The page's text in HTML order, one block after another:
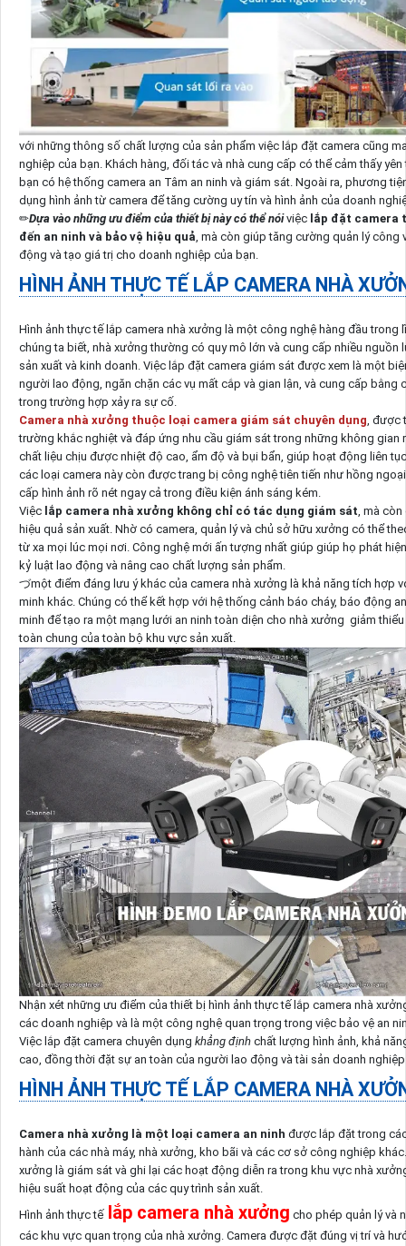
với những thông số chất lượng của sản phẩm việc lắp đặt camera cũng
nghiệp của bạn. Khách hàng, đối tác và nhà cung cấp có thể cảm thấy
bạn có hệ thống camera an Tâm an ninh và giám sát. Ngoài ra, phương
dụng hình ảnh từ camera để tăng cường uy tín và hình ảnh của doanh
✏Dựa vào những ưu điểm của thiết bị này có thể nóiviệclắp đặt camera
đến an ninh và bảo vệ hiệu quả , mà còn giúp tăng cường quản lý công
động và tạo giá trị cho doanh nghiệp của bạn.
HÌNH ẢNH THỰC TẾ LẮP CAMERA NHÀ
Hình ảnh thực tế lắp camera nhà xưởng là một công nghệ hàng đầu trong
chúng ta biết, nhà xưởng thường có quy mô lớn và cung cấp nhiều
sản xuất và kinh doanh. Việc lắp đặt camera giám sát được xem là một
người lao động, ngăn chặn các vụ mất cắp và gian lận, và cung cấp bằng
trong trường hợp xảy ra sự cố.
Camera nhà xưởng thuộc loại camera giám sát chuyên dụng, được
trường khắc nghiệt và đáp ứng nhu cầu giám sát trong những không gian
chất liệu chịu được nhiệt độ cao, ẩm độ và bụi bẩn, giúp hoạt động liên
các loại camera này còn được trang bị công nghệ tiên tiến như hồng
cấp hình ảnh rõ nét ngay cả trong điều kiện ánh sáng kém.
Việclắp camera nhà xưởng không chỉ có tác dụng giám sát, mà còn
hiệu quả sản xuất. Nhờ có camera, quản lý và chủ sở hữu xưởng có thể
từ xa mọi lúc mọi nơi. Công nghệ mới ấn tượng nhất giúp giúp họ phát
kỷ luật lao động và nâng cao chất lượng sản phẩm.
づmột điểm đáng lưu ý khác của camera nhà xưởng là khả năng tích hợp
minh khác. Chúng có thể kết hợp với hệ thống cảnh báo cháy, báo động
minh để tạo ra một mạng lưới an ninh toàn diện cho nhà xưởng giảm
toàn chung của toàn bộ khu vực sản xuất.
Nhận xét những ưu điểm của thiết bị hình ảnh thực tế lắp camera nhà
các doanh nghiệp và là một công nghệ quan trọng trong việc bảo vệ an
Việc lắp đặt camera chuyên dụng khẳng địnhchất lượng hình ảnh, khả
cao, đồng thời đặt sự an toàn của người lao động và tài sản doanh
HÌNH ẢNH THỰC TẾ LẮP CAMERA NHÀ
Camera nhà xưởng là một loại camera an ninh được lắp đặt trong
hành của các nhà máy, nhà xưởng, kho bãi và các cơ sở công nghiệp
xưởng là giám sát và ghi lại các hoạt động diễn ra trong khu vực nhà
hiệu suất hoạt động của các quy trình sản xuất.
Hình ảnh thực tếlắp camera nhà xưởng cho phép quản lý và
các khu vực quan trọng của nhà xưởng. Camera được đặt đúng vị trí và